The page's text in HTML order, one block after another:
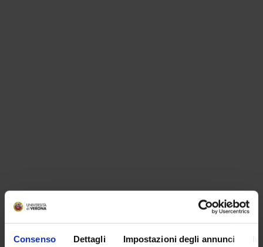
Consenso Dettagli Impostazioni degli annunci